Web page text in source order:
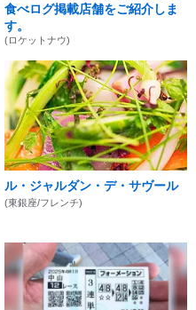
食べログ掲載店舗をご紹介しま
す。
(ロケットナウ)
ル・ジャルダン・デ・サヴール
(東銀座/フレンチ)